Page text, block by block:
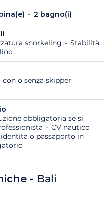
2 bagno(i)
snorkeling
Stabilità
o senza skipper
obbligatoria se si
CV nautico
o passaporto in
- Bali